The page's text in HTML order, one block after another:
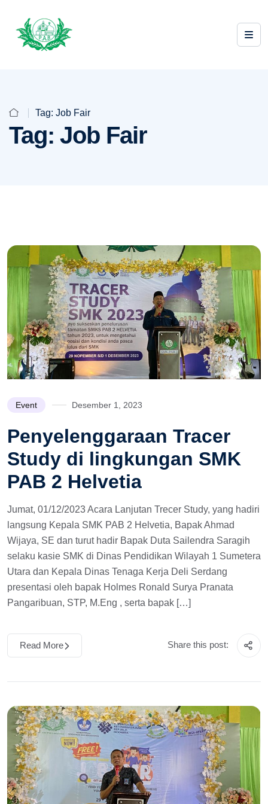
Tag: Job Fair
Tag:Job Fair
Event Desember 1, 2023
Penyelenggaraan Tracer
Study di lingkungan SMK
PAB 2 Helvetia
Jumat, 01/12/2023 Acara Lanjutan Trecer Study, yang hadiri
langsung Kepala SMK PAB 2 Helvetia, Bapak Ahmad
Wijaya, SE dan turut hadir Bapak Duta Sailendra Saragih
selaku kasie SMK di Dinas Pendidikan Wilayah 1 Sumetera
Utara dan Kepala Dinas Tenaga Kerja Deli Serdang
presentasi oleh bapak Holmes Ronald Surya Pranata
Pangaribuan, STP, M.Eng , serta bapak […]
Read More Share this post: